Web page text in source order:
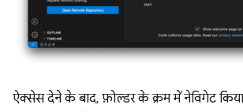
ऐक्सेस देने के बाद, फ़ोल्डर के क्रम में नेविगेट